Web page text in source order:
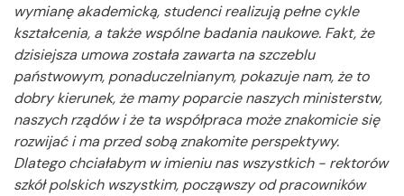
wymianę akademicką, studenci realizują pełne cykle
kształcenia, a także wspólne badania naukowe. Fakt, że
dzisiejsza umowa została zawarta na szczeblu
państwowym, ponaduczelnianym, pokazuje nam, że to
dobry kierunek, że mamy poparcie naszych ministerstw,
naszych rządów i że ta współpraca może znakomicie się
rozwijać i ma przed sobą znakomite perspektywy.
Dlatego chciałabym w imieniu nas wszystkich - rektorów
szkół polskich wszystkim, począwszy od pracowników